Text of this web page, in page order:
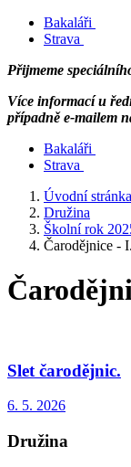
Bakaláři
Strava
Přijmeme
Více informací u
případně e-mailem
Bakaláři
Strava
Úvodní stránka
Družina
Školní rok
Čarodějnice - I.
Slet čarodějnic.
6. 5. 2026
Družina